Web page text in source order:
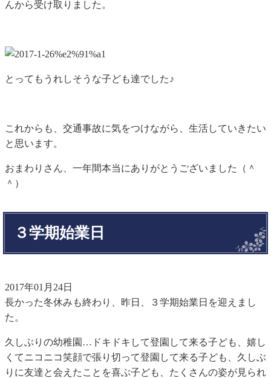
んから受け取りました。
とってもうれしそうな子ども達でした♪
これからも、交通事故に気をつけながら、生活していきたい
と思います。
おまわりさん、一年間本当にありがとうございました（＾
＾）
３学期始業日
2017年01月24日
長かった冬休みも終わり、昨日、３学期始業日を迎えまし
た。
久しぶりの幼稚園…ドキドキして登園して来る子ども、嬉し
くてニコニコ笑顔で張り切って登園して来る子ども、久しぶ
りに友達と会えたことを喜ぶ子ども、たくさんの姿が見られ